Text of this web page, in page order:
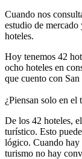
Cuando nos
estudio de mercado
hoteles.
Hoy tenemos 42
ocho hoteles en
que cuento con San
¿Piensan solo en el
De los 42 hoteles,
turístico. Esto
lógico. Cuando hay
turismo no hay